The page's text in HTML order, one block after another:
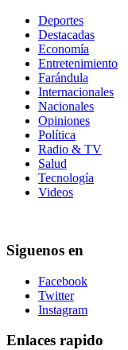
Deportes
Destacadas
Economía
Entretenimiento
Farándula
Internacionales
Nacionales
Opiniones
Política
Radio & TV
Salud
Tecnología
Videos
Siguenos en
Facebook
Twitter
Instagram
Enlaces rapido